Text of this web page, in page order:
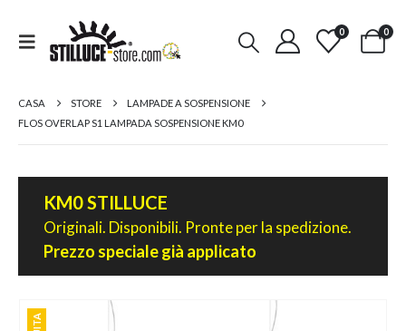
0 0
CASA STORE
LAMPADE A SOSPENSIONE
FLOS OVERLAP S1 LAMPADA SOSPENSIONE KM0
KM0 STILLUCE
Originali. Disponibili. Pronte per la spedizione.
Prezzo speciale già applicato